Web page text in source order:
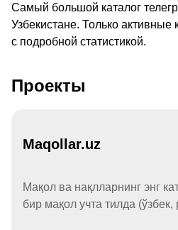
Самый большой каталог
Узбекистане. Только активные
с подробной статистикой.
Проекты
Maqollar.uz
Мақол ва нақлларнинг энг
бир мақол учта тилда (ўзбек,